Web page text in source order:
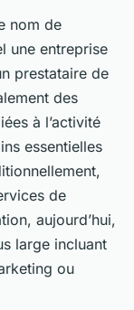
nom de
une entreprise
prestataire de
des
à l’activité
essentielles
de
aujourd’hui,
large incluant
ou